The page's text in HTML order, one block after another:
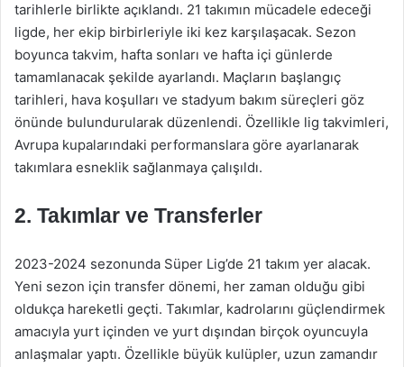
tarihlerle birlikte açıklandı. 21 takımın mücadele edeceği
ligde, her ekip birbirleriyle iki kez karşılaşacak. Sezon
boyunca takvim, hafta sonları ve hafta içi günlerde
tamamlanacak şekilde ayarlandı. Maçların başlangıç
tarihleri, hava koşulları ve stadyum bakım süreçleri göz
önünde bulundurularak düzenlendi. Özellikle lig takvimleri,
Avrupa kupalarındaki performanslara göre ayarlanarak
takımlara esneklik sağlanmaya çalışıldı.
2. Takımlar ve Transferler
2023-2024 sezonunda Süper Lig’de 21 takım yer alacak.
Yeni sezon için transfer dönemi, her zaman olduğu gibi
oldukça hareketli geçti. Takımlar, kadrolarını güçlendirmek
amacıyla yurt içinden ve yurt dışından birçok oyuncuyla
anlaşmalar yaptı. Özellikle büyük kulüpler, uzun zamandır